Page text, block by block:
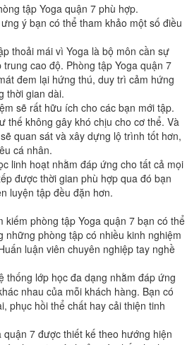
tập Yoga quận 7 phù hợp.
ý bạn có thể tham khảo một số điều
thoải mái vì Yoga là bộ môn cần sự
cao độ. Phòng tập Yoga quận 7
đem lại hứng thú, duy trì cảm hứng
thời gian dài.
sẽ rất hữu ích cho các bạn mới tập.
thế không gây khó chịu cho cơ thể. Và
quan sát và xây dựng lộ trình tốt hơn,
cá nhân.
linh hoạt nhằm đáp ứng cho tất cả mọi
được thời gian phù hợp qua đó bạn
luyện tập đều đặn hơn.
kiếm phòng tập Yoga quận 7 bạn có thể
những phòng tập có nhiều kinh nghiệm
luận viên chuyên nghiệp tay nghề
thống lớp học đa dạng nhằm đáp ứng
nhau của mỗi khách hàng. Bạn có
phục hồi thể chất hay cải thiện tinh
quận 7 được thiết kế theo hướng hiện